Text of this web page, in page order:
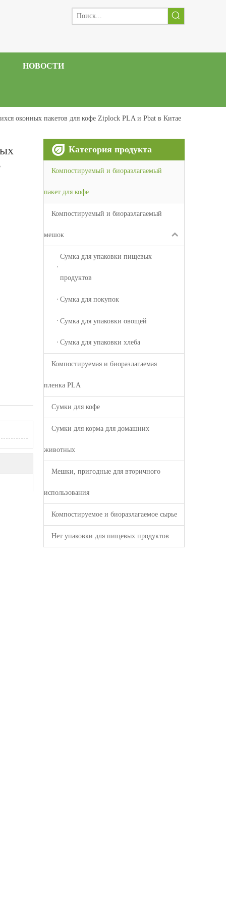
НОВОСТИ
оконных пакетов для кофе Ziplock PLA и Pbat в Китае
Категория продукта
Компостируемый и биоразлагаемый
пакет для кофе
Компостируемый и биоразлагаемый
мешок
Сумка для упаковки пищевых
продуктов
Сумка для покупок
Сумка для упаковки овощей
Сумка для упаковки хлеба
Компостируемая и биоразлагаемая
пленка PLA
Сумки для кофе
Сумки для корма для домашних
животных
Мешки, пригодные для вторичного
использования
Компостируемое и биоразлагаемое сырье
Нет упаковки для пищевых продуктов